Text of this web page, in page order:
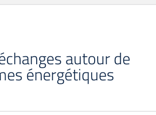
autour de
énergétiques